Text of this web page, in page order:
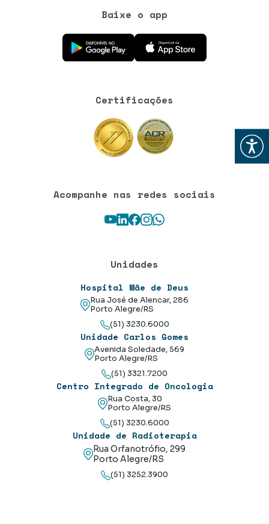
Abrir
Baixe o app
Baixe o aplicativo na Google Play Store
Baixe o aplicativo na App Store
Certificações
Acompanhe nas redes sociais
Youtube
LinkedIn
Facebook
Instagram
WhatsApp
Unidades
Hospital Mãe de Deus
Rua José de Alencar, 286
Porto Alegre/RS
(51) 3230.6000
Unidade Carlos Gomes
Avenida Soledade, 569
Porto Alegre/RS
(51) 3321.7200
Centro Integrado de Oncologia
Rua Costa, 30
Porto Alegre/RS
(51) 3230.6000
Unidade de Radioterapia
Rua Orfanotrófio, 299
Porto Alegre/RS
(51) 3252.3900